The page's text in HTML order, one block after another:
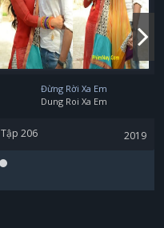
Đừng Rời Xa Em
Dung Roi Xa Em
Tập 206 2019